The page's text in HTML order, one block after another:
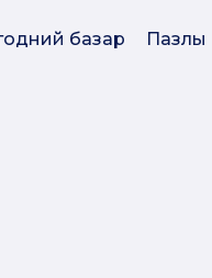
базар Пазлы